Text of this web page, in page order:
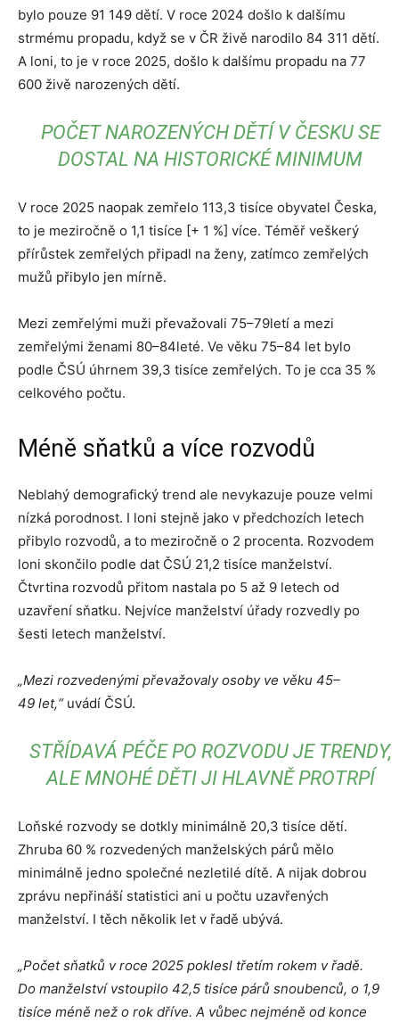
bylo pouze 91 149 dětí. V roce 2024 došlo k dalšímu
strmému propadu, když se v ČR živě narodilo 84 311 dětí.
A loni, to je v roce 2025, došlo k dalšímu propadu na 77
600 živě narozených dětí.
POČET NAROZENÝCH DĚTÍ V ČESKU SE
DOSTAL NA HISTORICKÉ MINIMUM
V roce 2025 naopak zemřelo 113,3 tisíce obyvatel Česka,
to je meziročně o 1,1 tisíce [+ 1 %] více. Téměř veškerý
přírůstek zemřelých připadl na ženy, zatímco zemřelých
mužů přibylo jen mírně.
Mezi zemřelými muži převažovali 75–79letí a mezi
zemřelými ženami 80–84leté. Ve věku 75–84 let bylo
podle ČSÚ úhrnem 39,3 tisíce zemřelých. To je cca 35 %
celkového počtu.
Méně sňatků a více rozvodů
Neblahý demografický trend ale nevykazuje pouze velmi
nízká porodnost. I loni stejně jako v předchozích letech
přibylo rozvodů, a to meziročně o 2 procenta. Rozvodem
loni skončilo podle dat ČSÚ 21,2 tisíce manželství.
Čtvrtina rozvodů přitom nastala po 5 až 9 letech od
uzavření sňatku. Nejvíce manželství úřady rozvedly po
šesti letech manželství.
„Mezi rozvedenými převažovaly osoby ve věku 45–
49 let,“ uvádí ČSÚ.
STŘÍDAVÁ PÉČE PO ROZVODU JE TRENDY,
ALE MNOHÉ DĚTI JI HLAVNĚ PROTRPÍ
Loňské rozvody se dotkly minimálně 20,3 tisíce dětí.
Zhruba 60 % rozvedených manželských párů mělo
minimálně jedno společné nezletilé dítě. A nijak dobrou
zprávu nepřináší statistici ani u počtu uzavřených
manželství. I těch několik let v řadě ubývá.
„Počet sňatků v roce 2025 poklesl třetím rokem v řadě.
Do manželství vstoupilo 42,5 tisíce párů snoubenců, o 1,9
tisíce méně než o rok dříve. A vůbec nejméně od konce